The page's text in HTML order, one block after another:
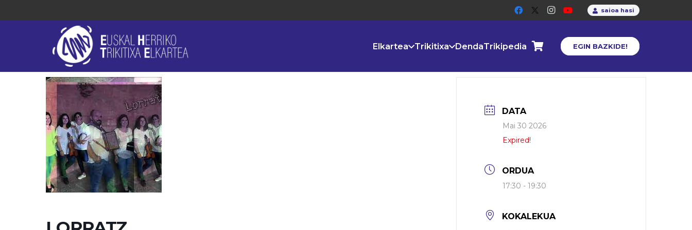
saioa hasi
Elkartea Trikitixa DendaTrikipedia EGIN BAZKIDE!
DATA
Mai 30 2026
Expired!
ORDUA
17:30 - 19:30
KOKALEKUA